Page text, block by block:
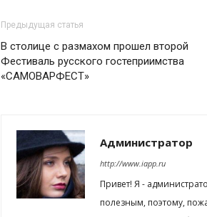
Предыдущая статья
В столице с размахом прошел второй
Фестиваль русского гостеприимства
«САМОВАРФЕСТ»
Администратор
http://www.iapp.ru
Привет! Я -
полезным, поэтому,